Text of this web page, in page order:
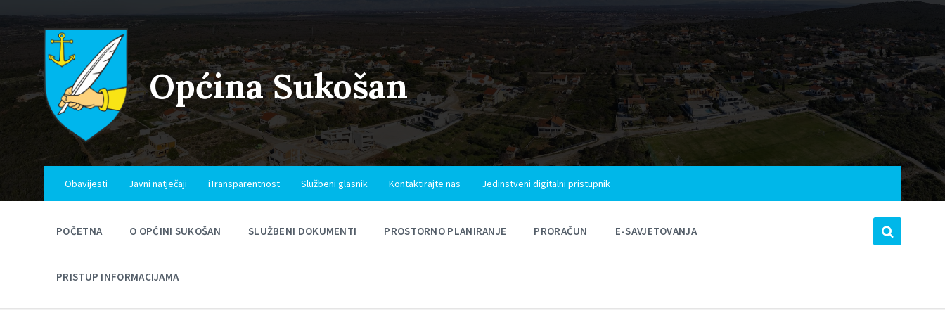
to
content
to
navigation
to
Općina Sukošan
Obavijesti Javni natječaji iTransparentnost Službeni glasnik Kontaktirajte nas Jedinstveni digitalni pristupnik
POČETNA O OPĆINI SUKOŠAN SLUŽBENI DOKUMENTI PROSTORNO PLANIRANJE PRORAČUN E-SAVJETOVANJA
PRISTUP INFORMACIJAMA